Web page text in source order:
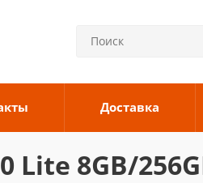
Доставка
Lite 8GB/